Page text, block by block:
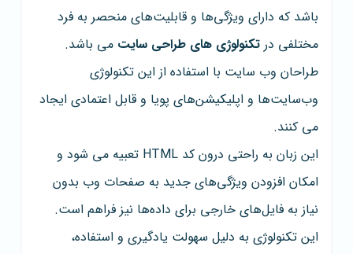
باشد که دارای ویژگی‌ها و قابلیت‌های منحصر به ­فرد
مختلفی در تکنولوژی های طراحی سایت می باشد.
طراحان وب سایت با استفاده از این تکنولوژی
وب‌سایت‌ها و اپلیکیشن‌های پویا و قابل اعتمادی ایجاد
می کنند.
این زبان به راحتی درون کد HTML تعبیه می شود و
امکان افزودن ویژگی‌های جدید به صفحات وب بدون
نیاز به فایل‌های خارجی برای داده‌ها نیز فراهم است.
این تکنولوژی به دلیل سهولت یادگیری و استفاده،